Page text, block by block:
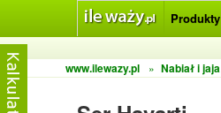
Produkty
www.ilewazy.pl
» Nabiał i jaja